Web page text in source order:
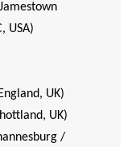
USA)
UK)
UK)
/